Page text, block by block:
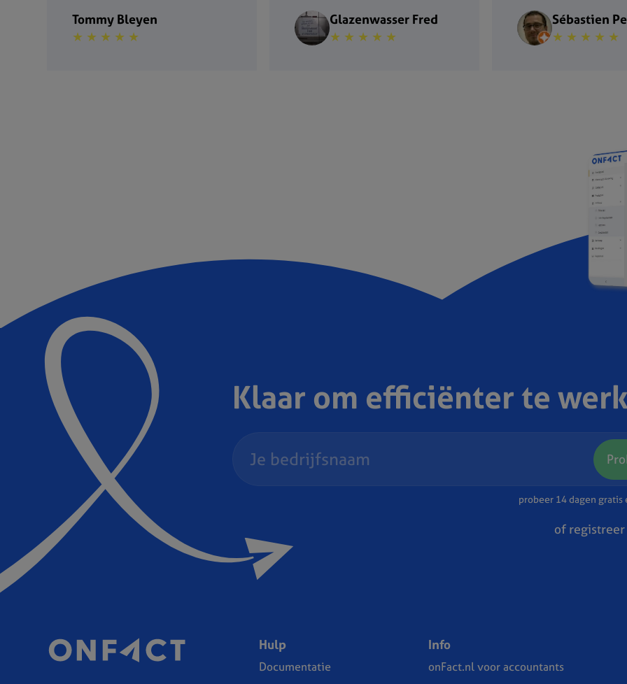
Tommy Bleyen
★ ★ ★ ★ ★
Glazenwasser Fred
★ ★ ★ ★ ★
Sébastien
★ ★ ★ ★ ★
Klaar om efficiënter te
probeer 14 dagen
of
Hulp
Documentatie
Info
onFact.nl voor accountants